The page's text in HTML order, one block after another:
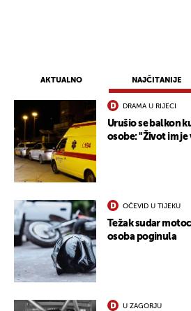
AKTUALNO NAJČITANIJE
DRAMA U RIJECI
Urušio se balkon
osobe: "Život im je
OČEVID U TIJEKU
Težak sudar
osoba poginula
U ZAGORJU